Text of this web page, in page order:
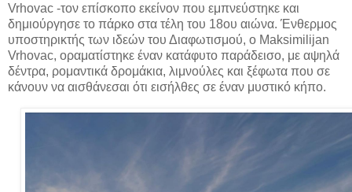
Vrhovac -τον επίσκοπο εκείνον που εμπνεύστηκε και
δημιούργησε το πάρκο στα τέλη του 18ου αιώνα. Ένθερμος
υποστηρικτής των ιδεών του Διαφωτισμού, ο Maksimilijan
Vrhovac, οραματίστηκε έναν κατάφυτο παράδεισο, με αψηλά
δέντρα, ρομαντικά δρομάκια, λιμνούλες και ξέφωτα που σε
κάνουν να αισθάνεσαι ότι εισήλθες σε έναν μυστικό κήπο.